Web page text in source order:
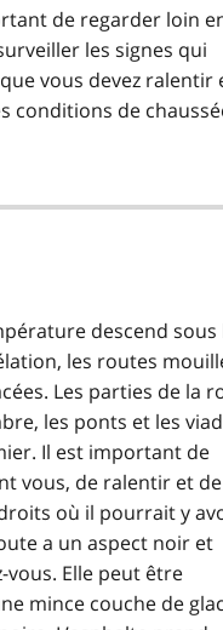
de regarder loin
les signes qui
vous devez ralentir
conditions de
descend sous
les routes
Les parties de la
les ponts et les
Il est important de
vous, de ralentir et de
où il pourrait y
a un aspect noir et
vous. Elle peut être
mince couche de